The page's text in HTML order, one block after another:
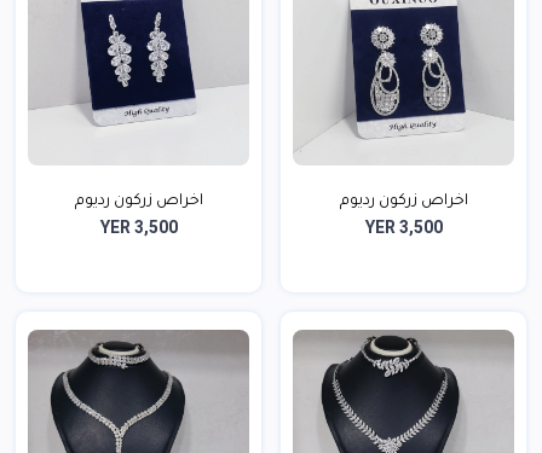
اخراص زركون رديوم
YER 3,500
اخراص زركون رديوم
YER 3,500